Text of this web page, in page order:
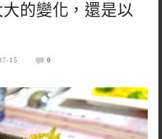
的變化，還是以
15 0